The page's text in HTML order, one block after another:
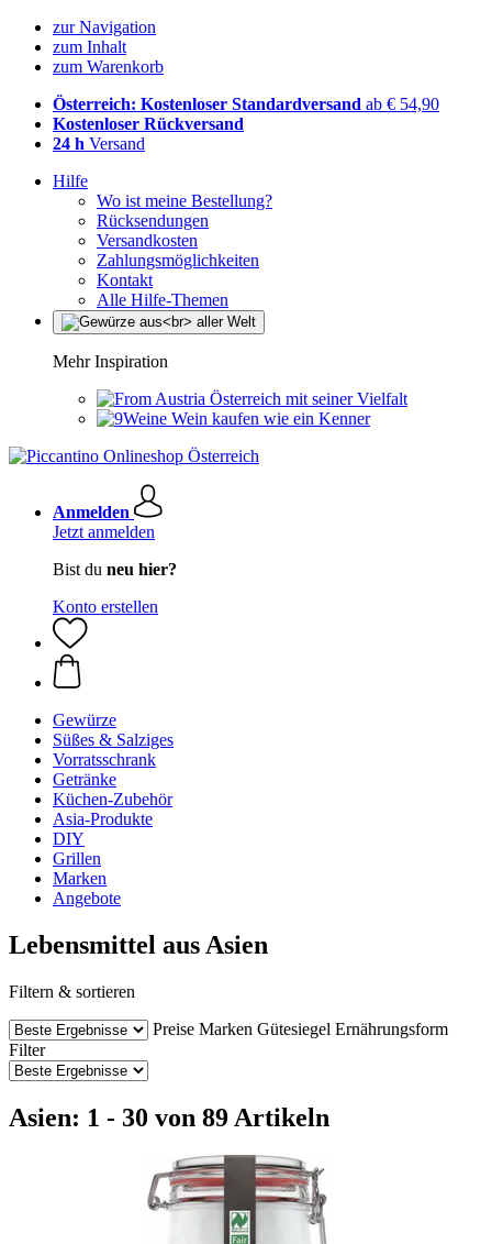
zur Navigation
zum Inhalt
zum Warenkorb
Österreich: Kostenloser Standardversand ab € 54,90
Kostenloser Rückversand
24 h Versand
Hilfe
Wo ist meine Bestellung?
Rücksendungen
Versandkosten
Zahlungsmöglichkeiten
Kontakt
Alle Hilfe-Themen
Mehr Inspiration
Österreich mit seiner Vielfalt
Wein kaufen wie ein Kenner
Anmelden
Jetzt anmelden
Bist du neu hier?
Konto erstellen
Gewürze
Süßes & Salziges
Vorratsschrank
Getränke
Küchen-Zubehör
Asia-Produkte
DIY
Grillen
Marken
Angebote
Lebensmittel aus Asien
Filtern & sortieren
Preise Marken Gütesiegel Ernährungsform
Filter
Asien: 1 - 30 von 89 Artikeln